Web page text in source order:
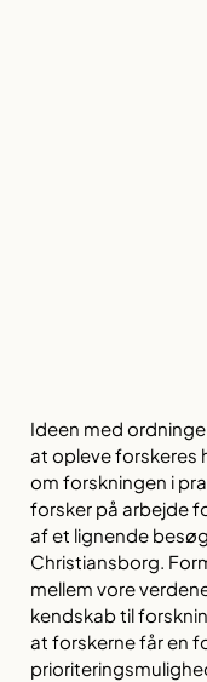
Ideen med
at opleve forskeres
om forskningen i
forsker på arbejde
af et lignende
Christiansborg.
mellem vore
kendskab til
at forskerne får en